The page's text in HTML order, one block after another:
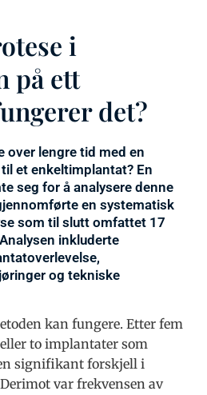
i
på ett
det?
over lengre tid med en
et enkeltimplantat? En
seg for å analysere denne
en systematisk
som til slutt omfattet 17
inkluderte
og tekniske
kan fungere. Etter fem
to implantater som
signifikant forskjell i
var frekvensen av